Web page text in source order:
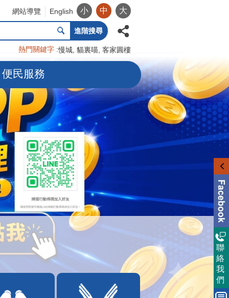
網站導覽 English 小 中 大
進階搜尋
熱門關鍵字 慢城 貓裏喵 客家圓樓
便民服務
聯
絡
我
們